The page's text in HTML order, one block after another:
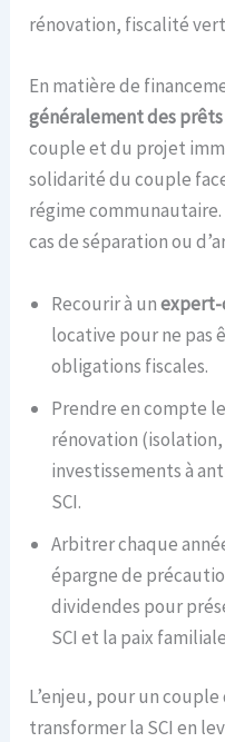
rénovation, fiscalité
En matière de
généralement des prêts
couple et du projet
solidarité du couple
régime
cas de séparation ou
Recourir à un
locative pour ne pas
obligations fiscales.
Prendre en compte
rénovation
investissements à
SCI.
Arbitrer chaque
épargne de
dividendes pour
SCI et la paix
L’enjeu, pour un
transformer la SCI en